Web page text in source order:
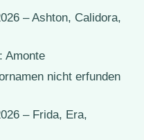
– Ashton, Calidora,
Amonte
nicht erfunden
– Frida, Era,